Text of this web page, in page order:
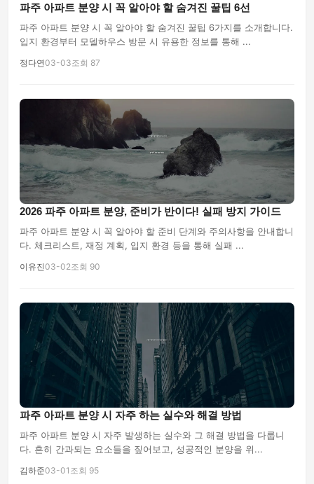
파주 아파트 분양 시 꼭 알아야 할 숨겨진 꿀팁 6선
파주 아파트 분양 시 꼭 알아야 할 숨겨진 꿀팁 6가지를 소개합니다.
입지 환경부터 모델하우스 방문 시 유용한 정보를 통해 ...
정다연03-03조회 87
2026 파주 아파트 분양, 준비가 반이다! 실패 방지 가이드
파주 아파트 분양 시 꼭 알아야 할 준비 단계와 주의사항을 안내합니
다. 체크리스트, 재정 계획, 입지 환경 등을 통해 실패 ...
이유진03-02조회 90
파주 아파트 분양 시 자주 하는 실수와 해결 방법
파주 아파트 분양 시 자주 발생하는 실수와 그 해결 방법을 다룹니
다. 흔히 간과되는 요소들을 짚어보고, 성공적인 분양을 위...
김하준03-01 조회 95